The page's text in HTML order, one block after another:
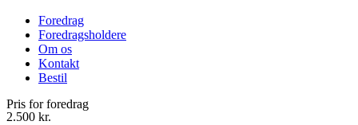
Foredrag
Foredragsholdere
Om os
Kontakt
Bestil
Pris for foredrag
2.500 kr.